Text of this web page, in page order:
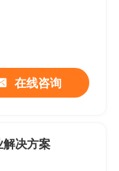
在线咨询
解决方案